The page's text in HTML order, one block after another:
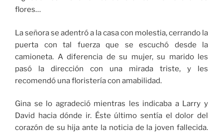
flores…
La señora se adentró a la casa con molestia, cerrando la
puerta con tal fuerza que se escuchó desde la
camioneta. A diferencia de su mujer, su marido les
pasó la dirección con una mirada triste, y les
recomendó una floristería con amabilidad.
Gina se lo agradeció mientras les indicaba a Larry y
David hacia dónde ir. Éste último sentía el dolor del
corazón de su hija ante la noticia de la joven fallecida.